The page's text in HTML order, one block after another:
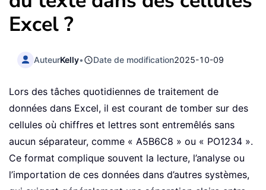
Excel ?
AuteurKelly• Date de modification2025-10-09
Lors des tâches quotidiennes de traitement de
données dans Excel, il est courant de tomber sur des
cellules où chiffres et lettres sont entremêlés sans
aucun séparateur, comme « A5B6C8 » ou « PO1234 ».
Ce format complique souvent la lecture, l’analyse ou
l’importation de ces données dans d’autres systèmes,